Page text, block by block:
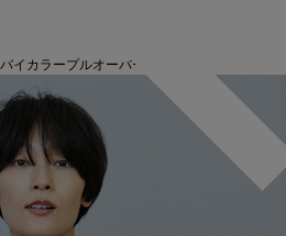
カラープルオーバー